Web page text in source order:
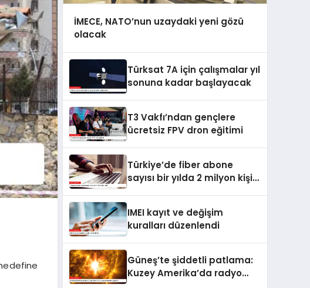
İMECE, NATO’nun uzaydaki yeni gözü
olacak
Türksat 7A için çalışmalar yıl
sonuna kadar başlayacak
T3 Vakfı’ndan gençlere
ücretsiz FPV dron eğitimi
Türkiye’de fiber abone
sayısı bir yılda 2 milyon kişi
IMEI kayıt ve değişim
kuralları düzenlendi
Güneş’te şiddetli patlama:
Kuzey Amerika’da radyo